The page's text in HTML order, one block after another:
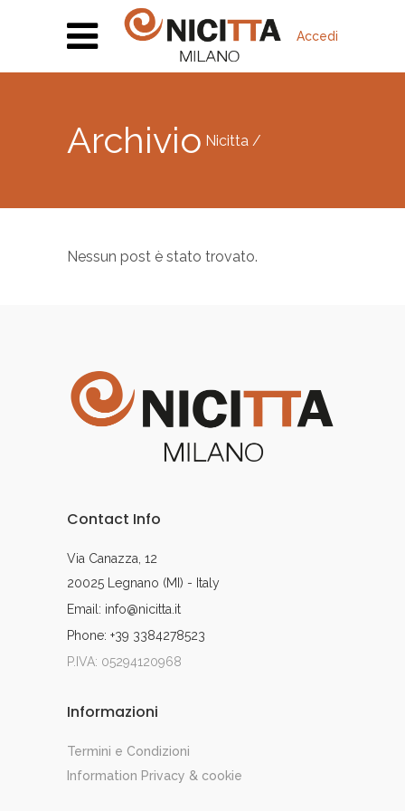
Accedi
Archivio Nicitta /
Nessun post è stato trovato.
Contact Info
Via Canazza, 12
20025 Legnano (MI) - Italy
Email: info@nicitta.it
Phone: +39 3384278523
P.IVA: 05294120968
Informazioni
Termini e Condizioni
Information Privacy & cookie